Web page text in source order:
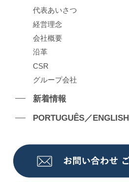
代表あいさつ
経営理念
会社概要
沿⾰
CSR
グループ会社
新着情報
PORTUGUÊS／ENGLISH